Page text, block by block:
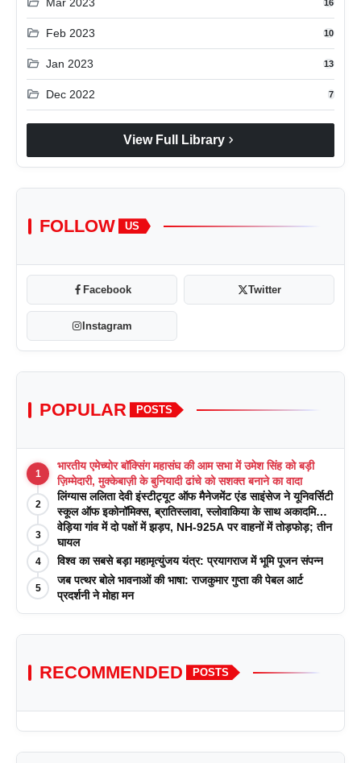
16
folder_open Feb 2023 10
folder_open Jan 2023 13
folder_open Dec 2022 7
View Full Library chevron_right
FOLLOW US
Facebook Twitter
Instagram
POPULAR POSTS
1
भारतीय एमेच्योर बॉक्सिंग महासंघ की आम सभा में उमेश सिंह को बड़ी
ज़िम्मेदारी, मुक्केबाज़ी के बुनियादी ढांचे को सशक्त बनाने का वादा
2
लिंग्यास ललिता देवी इंस्टीट्यूट ऑफ मैनेजमेंट एंड साइंसेज ने यूनिवर्सिटी
स्कूल ऑफ इकोनॉमिक्स, ब्रातिस्लावा, स्लोवाकिया के साथ अकादमिक
पत्रिकाओं में प्रकाशन रणनीतियों पर एक दिवसीय कार्यशाला का
आयोजन किया
3
वेड़िया गांव में दो पक्षों में झड़प, NH-925A पर वाहनों में तोड़फोड़; तीन
घायल
4 विश्व का सबसे बड़ा महामृत्युंजय यंत्र: प्रयागराज में भूमि पूजन संपन्न
5
जब पत्थर बोले भावनाओं की भाषा: राजकुमार गुप्ता की पेबल आर्ट
प्रदर्शनी ने मोहा मन
RECOMMENDED POSTS